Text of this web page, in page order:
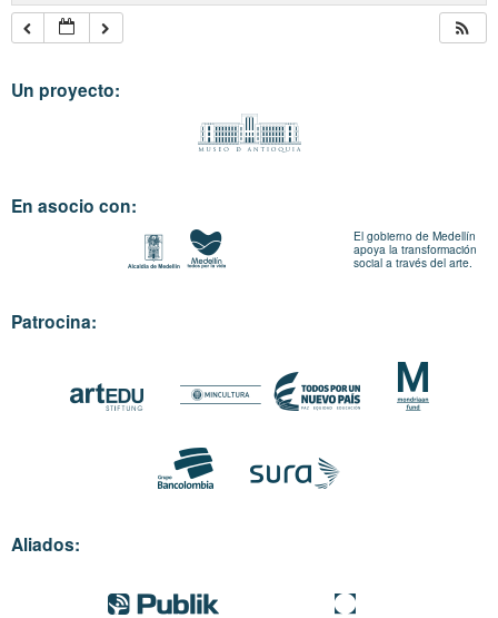
Un proyecto:
En asocio con:
El gobierno de Medellín
apoya la transformación
social a través del arte.
Patrocina:
Aliados: